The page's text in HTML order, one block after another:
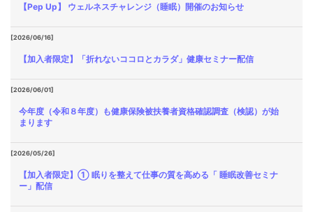
【Pep Up】 ウェルネスチャレンジ（睡眠）開催のお知らせ
[2026/06/16]
【加入者限定】「折れないココロとカラダ」健康セミナー配信
[2026/06/01]
今年度（令和８年度）も健康保険被扶養者資格確認調査（検認）が始
まります
[2026/05/26]
【加入者限定】① 眠りを整えて仕事の質を高める「 睡眠改善セミナ
ー」配信